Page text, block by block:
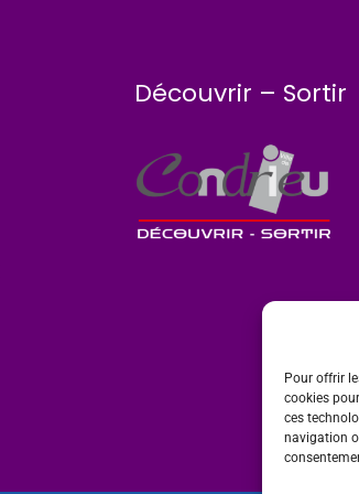
Pour offrir
cookies
ces
navigation
Découvrir – Sortir